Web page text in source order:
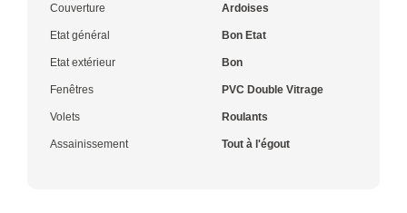
Couverture Ardoises
Etat général Bon Etat
Etat extérieur Bon
Fenêtres PVC Double Vitrage
Volets Roulants
Assainissement Tout à l'égout